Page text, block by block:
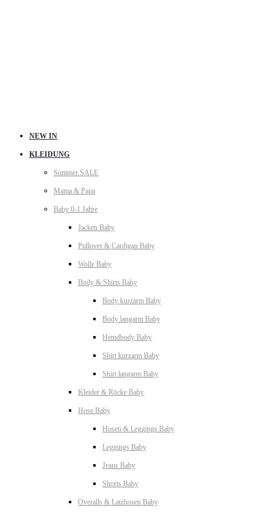
NEW IN
KLEIDUNG
Sommer SALE
Mama & Papa
Baby 0-1 Jahre
Jacken Baby
Pullover & Cardigan Baby
Wolle Baby
Body & Shirts Baby
Body kurzarm Baby
Body langarm Baby
Hemdbody Baby
Shirt kurzarm Baby
Shirt langarm Baby
Kleider & Röcke Baby
Hose Baby
Hosen & Leggings Baby
Leggings Baby
Jeans Baby
Shorts Baby
Overalls & Latzhosen Baby